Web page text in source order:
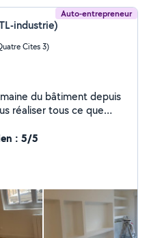
Auto-entrepreneur
industrie)
Cites 3)
du bâtiment depuis
réaliser tous ce que
: 5/5